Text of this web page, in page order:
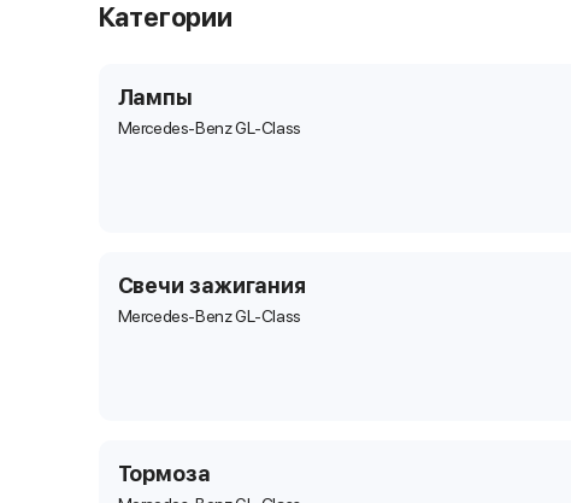
Категории
Лампы
Mercedes-Benz GL-Class
Свечи зажигания
Mercedes-Benz GL-Class
Тормоза